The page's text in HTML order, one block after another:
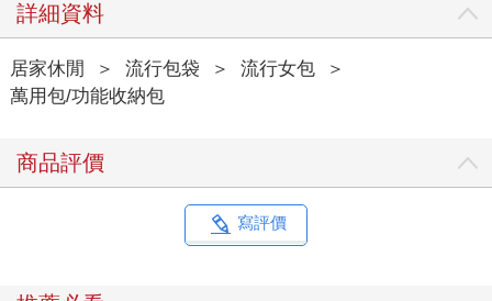
詳細資料
居家休閒 ＞ 流行包袋 ＞ 流行女包
＞
萬用包/功能收納包
商品評價
寫評價